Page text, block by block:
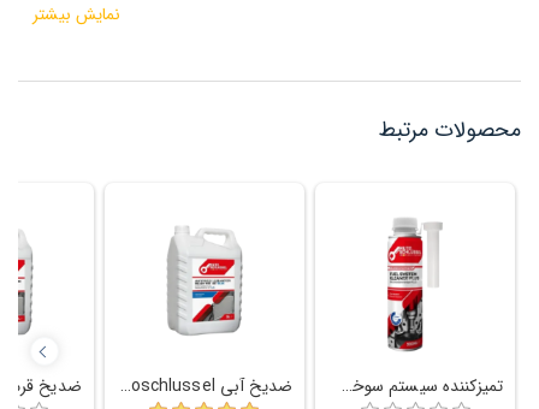
نمایش بیشتر
محصولات مرتبط
تمیزکننده سیستم سوخت رسان Autoschlussel ضدیخ آبی Autoschlussel